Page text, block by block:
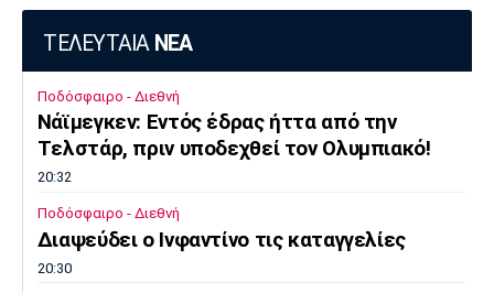
ΤΕΛΕΥΤΑΙΑ ΝΕΑ
Ποδόσφαιρο - Διεθνή
Νάϊμεγκεν: Εντός έδρας ήττα από την
Tελστάρ, πριν υποδεχθεί τον Ολυμπιακό!
20:32
Ποδόσφαιρο - Διεθνή
Διαψεύδει ο Ινφαντίνο τις καταγγελίες
20:30